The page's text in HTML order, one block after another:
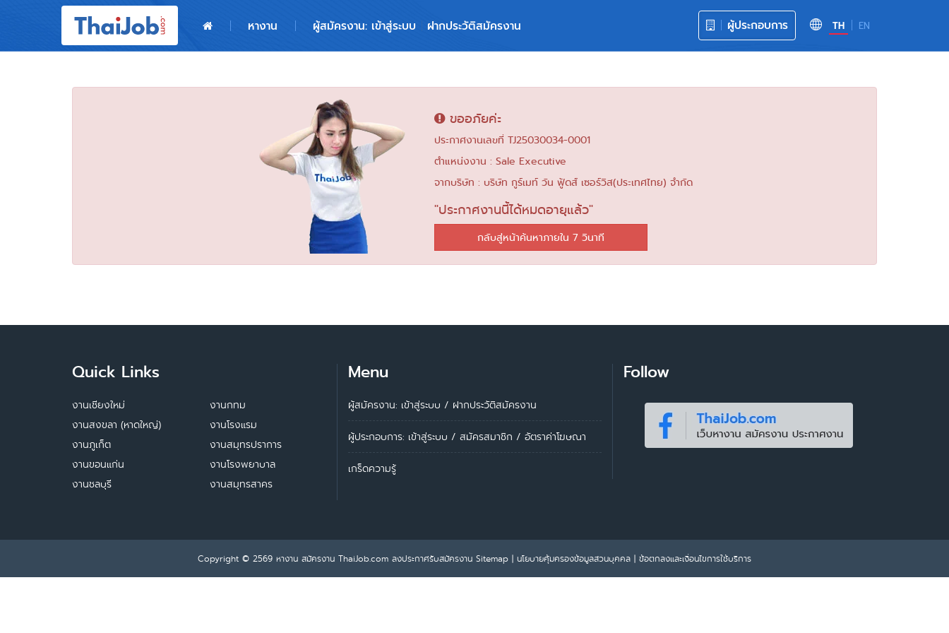
TH EN
ผู้ประกอบการ
หางาน ผู้สมัครงาน: เข้าสู่ระบบ ฝากประวัติสมัครงาน
ผู้สมัครงาน: เข้าสู่ระบบ
ขออภัยค่ะ
ประกาศงานเลขที่ TJ25030034-0001
ตำแหน่งงาน : Sale Executive
จากบริษัท : บริษัท กูร์เมท์ วัน ฟู้ดส์ เซอร์วิส(ประเทศไทย) จำกัด
"ประกาศงานนี้ได้หมดอายุแล้ว"
กลับสู่หน้าค้นหาภายใน 6 วินาที
Quick Links
งานเชียงใหม่
งานสงขลา (หาดใหญ่)
งานภูเก็ต
งานขอนแก่น
งานชลบุรี
งานกทม
งานโรงแรม
งานสมุทรปราการ
งานโรงพยาบาล
งานสมุทรสาคร
Menu
ผู้สมัครงาน: เข้าสู่ระบบ / ฝากประวัติสมัครงาน
ผู้ประกอบการ: เข้าสู่ระบบ / สมัครสมาชิก / อัตราค่าโฆษณา
เกร็ดความรู้
Follow
Copyright © 2569 หางาน สมัครงาน ThaiJob.com ลงประกาศรับสมัครงาน Sitemap | นโยบายคุ้มครองข้อมูลส่วนบุคคล | ข้อตกลงและเงื่อนไขการใช้บริการ